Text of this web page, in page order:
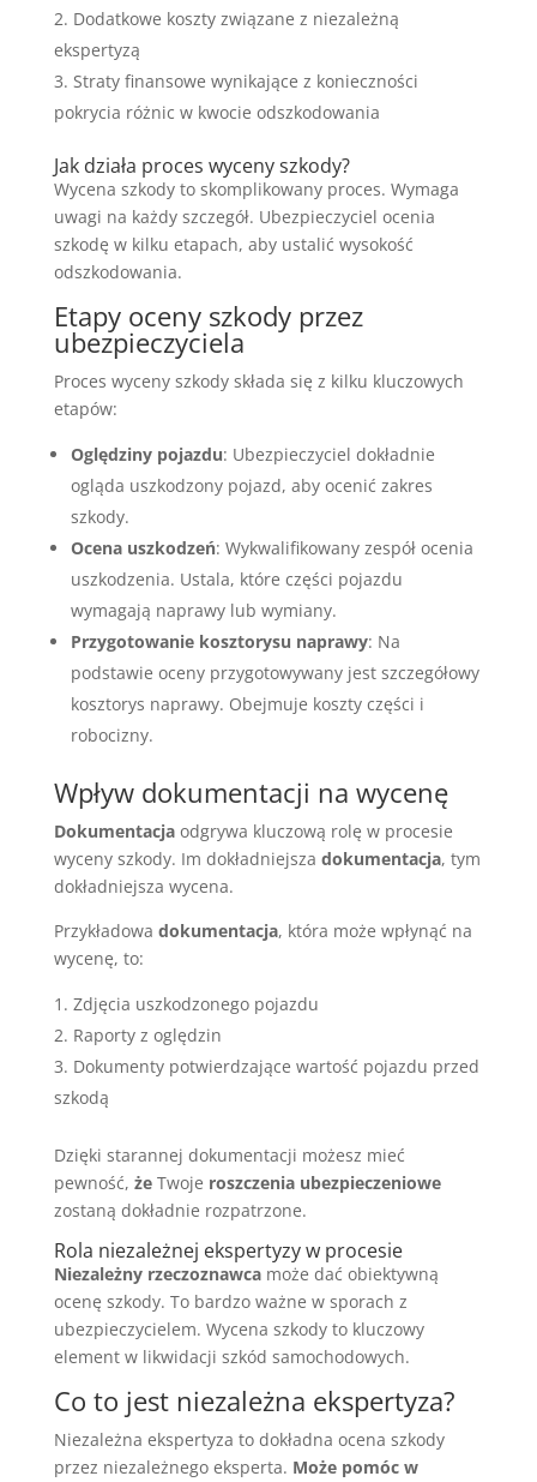
Dodatkowe koszty związane z niezależną
ekspertyzą
Straty finansowe wynikające z konieczności
pokrycia różnic w kwocie odszkodowania
Jak działa proces wyceny szkody?
Wycena szkody to skomplikowany proces. Wymaga
uwagi na każdy szczegół. Ubezpieczyciel ocenia
szkodę w kilku etapach, aby ustalić wysokość
odszkodowania.
Etapy oceny szkody przez
ubezpieczyciela
Proces wyceny szkody składa się z kilku kluczowych
etapów:
Oględziny pojazdu: Ubezpieczyciel dokładnie
ogląda uszkodzony pojazd, aby ocenić zakres
szkody.
Ocena uszkodzeń: Wykwalifikowany zespół ocenia
uszkodzenia. Ustala, które części pojazdu
wymagają naprawy lub wymiany.
Przygotowanie kosztorysu naprawy: Na
podstawie oceny przygotowywany jest szczegółowy
kosztorys naprawy. Obejmuje koszty części i
robocizny.
Wpływ dokumentacji na wycenę
Dokumentacjaodgrywa kluczową rolę w procesie
wyceny szkody. Im dokładniejsza dokumentacja, tym
dokładniejsza wycena.
Przykładowa dokumentacja, która może wpłynąć na
wycenę, to:
Zdjęcia uszkodzonego pojazdu
Raporty z oględzin
Dokumenty potwierdzające wartość pojazdu przed
szkodą
Dzięki starannej dokumentacji możesz mieć
pewność, żeTwoje roszczenia ubezpieczeniowe
zostaną dokładnie rozpatrzone.
Rola niezależnej ekspertyzy w procesie
Niezależny rzeczoznawcamoże dać obiektywną
ocenę szkody. To bardzo ważne w sporach z
ubezpieczycielem. Wycena szkody to kluczowy
element w likwidacji szkód samochodowych.
Co to jest niezależna ekspertyza?
Niezależna ekspertyza to dokładna ocena szkody
przez niezależnego eksperta. Może pomóc w